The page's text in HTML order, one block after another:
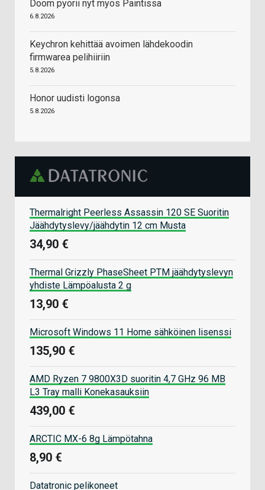
Doom pyörii nyt myös Paintissa
6.8.2026
Keychron kehittää avoimen lähdekoodin
firmwarea pelihiiriin
5.8.2026
Honor uudisti logonsa
5.8.2026
Thermalright Peerless Assassin 120 SE Suoritin
Jäähdytyslevy/jäähdytin 12 cm Musta
34,90 €
Thermal Grizzly PhaseSheet PTM jäähdytyslevyn
yhdiste Lämpöalusta 2 g
13,90 €
Microsoft Windows 11 Home sähköinen lisenssi
135,90 €
AMD Ryzen 7 9800X3D suoritin 4,7 GHz 96 MB
L3 Tray malli Konekasauksiin
439,00 €
ARCTIC MX-6 8g Lämpötahna
8,90 €
Datatronic pelikoneet